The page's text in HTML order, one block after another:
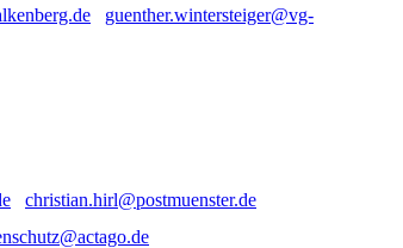
guenther.wintersteiger@vg-
christian.hirl@postmuenster.de